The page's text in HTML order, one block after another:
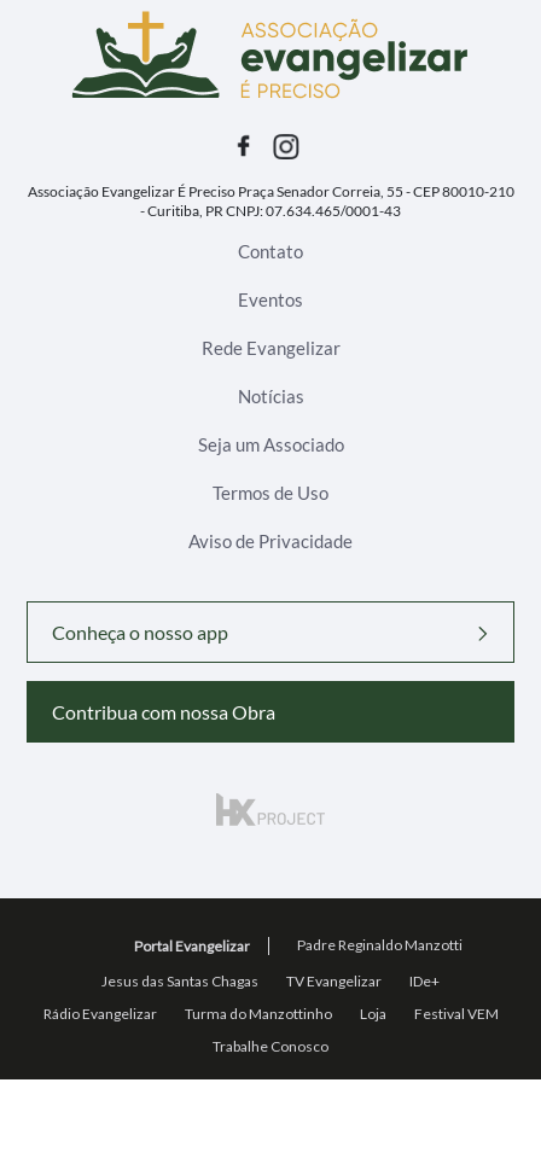
Associação Evangelizar É PrecisoPraça Senador Correia, 55 - CEP 80010-210
- Curitiba, PRCNPJ: 07.634.465/0001-43
Contato
Eventos
Rede Evangelizar
Notícias
Seja um Associado
Termos de Uso
Aviso de Privacidade
Conheça o nosso app
Contribua com nossa Obra